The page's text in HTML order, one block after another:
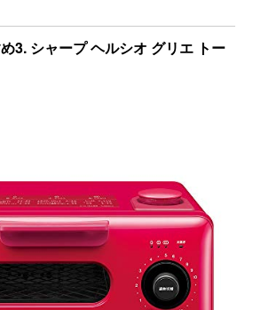
3. シャープ ヘルシオ グリエ トー